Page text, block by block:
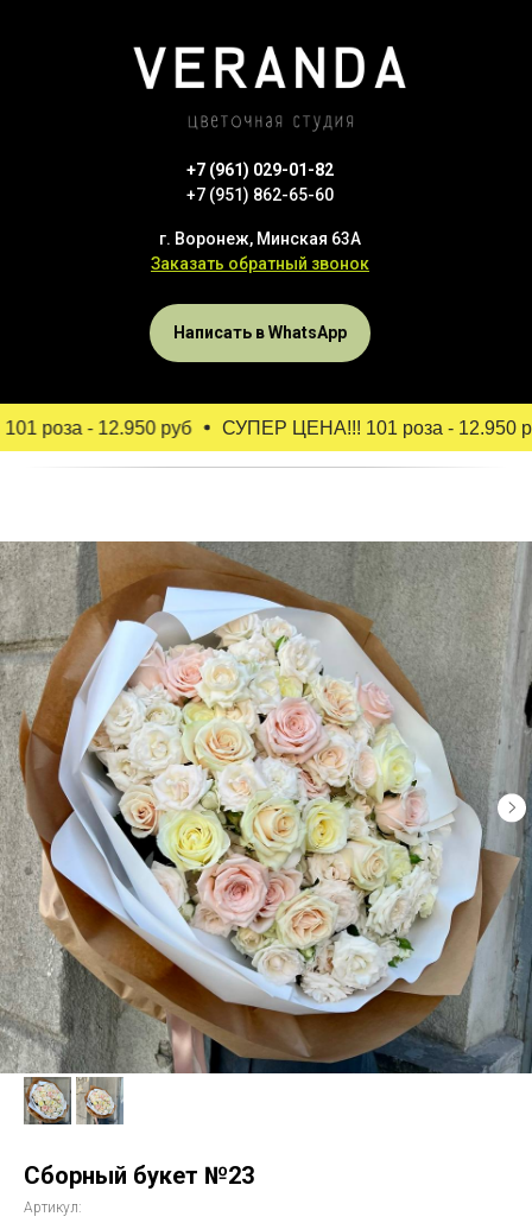
+7 (961) 029-01-82
+7 (951) 862-65-60
г. Воронеж, Минская 63А
Заказать обратный звонок
Написать в WhatsApp
роза - 12.950 руб СУПЕР ЦЕНА!!! 101 роза - 12.950
Сборный букет №23
Артикул: